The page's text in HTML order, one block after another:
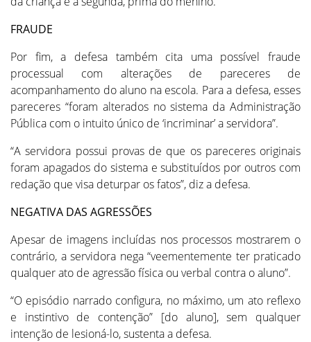
FRAUDE
Por fim, a defesa também cita uma possível fraude
processual com alterações de pareceres de
acompanhamento do aluno na escola. Para a defesa, esses
pareceres “foram alterados no sistema da Administração
Pública com o intuito único de ‘incriminar’ a servidora”.
“A servidora possui provas de que os pareceres originais
foram apagados do sistema e substituídos por outros com
redação que visa deturpar os fatos”, diz a defesa.
NEGATIVA DAS AGRESSÕES
Apesar de imagens incluídas nos processos mostrarem o
contrário, a servidora nega “veementemente ter praticado
qualquer ato de agressão física ou verbal contra o aluno”.
“O episódio narrado configura, no máximo, um ato reflexo
e instintivo de contenção” [do aluno], sem qualquer
intenção de lesioná-lo, sustenta a defesa.